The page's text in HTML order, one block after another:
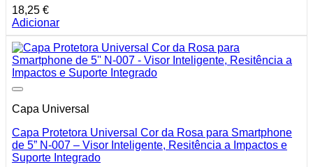
18,25 €
Adicionar
Capa Universal
Capa Protetora Universal Cor da Rosa para Smartphone
de 5” N-007 – Visor Inteligente, Resitência a Impactos e
Suporte Integrado